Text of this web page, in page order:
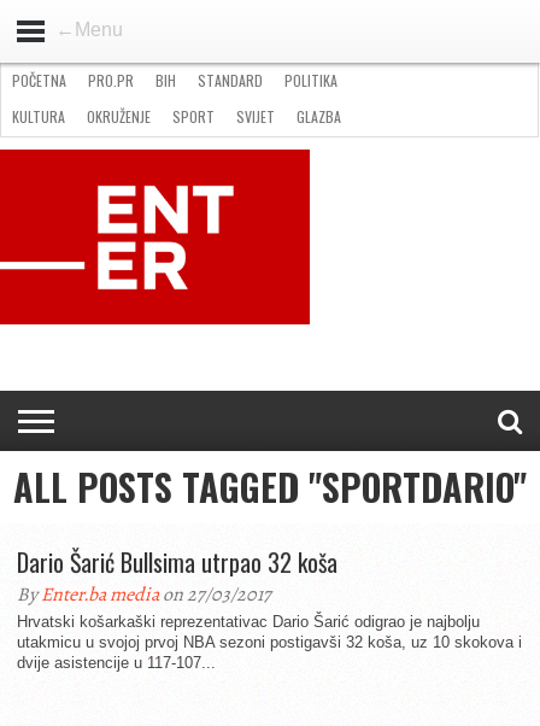
←Menu
STANDARD
GOSPODARSTVO
OKRUŽENJE
POČETNA PRO.PR BIH STANDARD
POLITIKA
KULTURA
OKRUŽENJE SPORT SVIJET
GLAZBA
NATJEČAJI
FILMING LOCATION IN BH KONTAKT
ALL POSTS TAGGED "SPORTDARIO"
Dario Šarić Bullsima utrpao 32 koša
ByEnter.ba mediaon 27/03/2017
Hrvatski košarkaški reprezentativac Dario Šarić odigrao je najbolju
utakmicu u svojoj prvoj NBA sezoni postigavši 32 koša, uz 10 skokova i
dvije asistencije u 117-107...